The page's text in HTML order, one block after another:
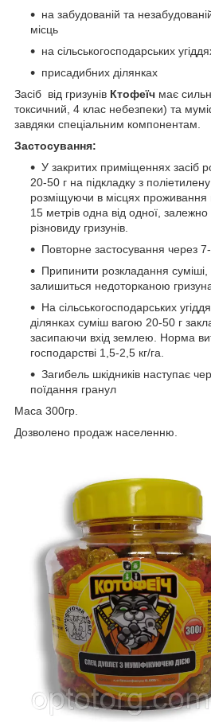
на забудованій та
місць
на сільськогосподарських
присадибних ділянках
Засіб від гризунів Ктофеїч має
токсичний, 4 клас небезпеки) та
завдяки спеціальним компонентам.
Застосування:
У закритих приміщеннях засіб
20-50 г на підкладку з
розміщуючи в місцях проживання
15 метрів одна від одної, залежно
різновиду гризунів.
Повторне застосування через 7-
Припинити розкладання суміші,
залишиться недоторканою
На сільськогосподарських
ділянках суміш вагою 20-50 г
засипаючи вхід землею. Норма
господарстві 1,5-2,5 кг/га.
Загибель шкідників наступає
поїдання гранул
Маса 300гр.
Дозволено продаж населенню.